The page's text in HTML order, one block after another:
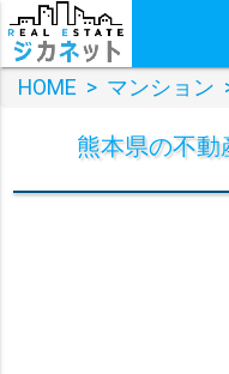
HOME > マンション
熊本県の不動